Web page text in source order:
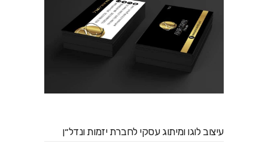
עיצוב לוגו ומיתוג עסקי לחברת יזמות ונדל״ן